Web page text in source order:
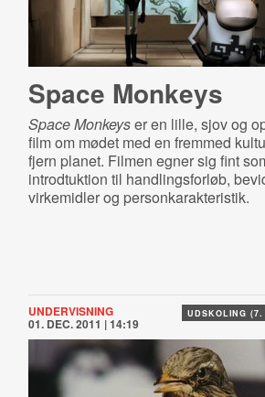
Space Monkeys
Space Monkeyser en lille, sjov og
film om mødet med en fremmed
fjern planet. Filmen egner sig fint
introdtuktion til handlingsforløb,
virkemidler og personkarakteristik.
UDSKOLING
UNDERVISNING
01. DEC. 2011 | 14:19